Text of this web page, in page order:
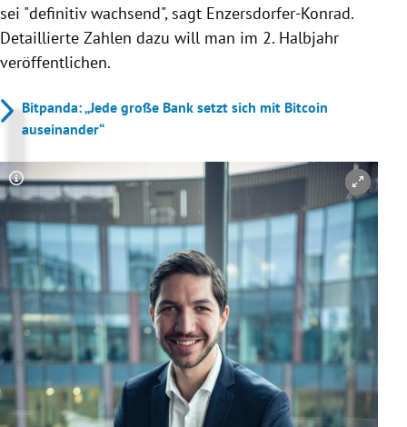
sei "definitiv wachsend", sagt Enzersdorfer-Konrad.
Detaillierte Zahlen dazu will man im 2. Halbjahr
veröffentlichen.
Bitpanda: „Jede große Bank setzt sich mit Bitcoin
auseinander“
Copyright-Hinweis öffnen/schließen